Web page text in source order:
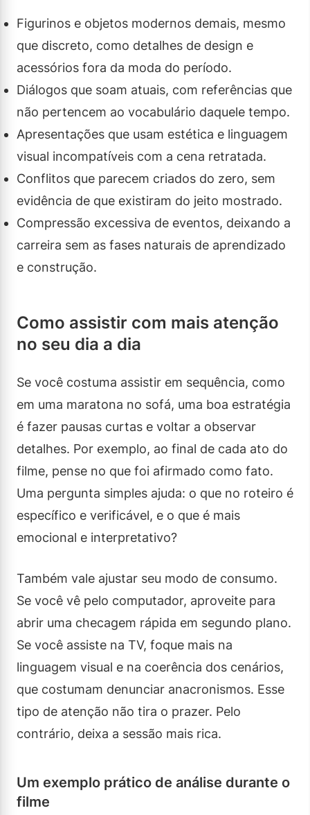
Figurinos e objetos modernos demais, mesmo
que discreto, como detalhes de design e
acessórios fora da moda do período.
Diálogos que soam atuais, com referências que
não pertencem ao vocabulário daquele tempo.
Apresentações que usam estética e linguagem
visual incompatíveis com a cena retratada.
Conflitos que parecem criados do zero, sem
evidência de que existiram do jeito mostrado.
Compressão excessiva de eventos, deixando a
carreira sem as fases naturais de aprendizado
e construção.
Como assistir com mais atenção
no seu dia a dia
Se você costuma assistir em sequência, como
em uma maratona no sofá, uma boa estratégia
é fazer pausas curtas e voltar a observar
detalhes. Por exemplo, ao final de cada ato do
filme, pense no que foi afirmado como fato.
Uma pergunta simples ajuda: o que no roteiro é
específico e verificável, e o que é mais
emocional e interpretativo?
Também vale ajustar seu modo de consumo.
Se você vê pelo computador, aproveite para
abrir uma checagem rápida em segundo plano.
Se você assiste na TV, foque mais na
linguagem visual e na coerência dos cenários,
que costumam denunciar anacronismos. Esse
tipo de atenção não tira o prazer. Pelo
contrário, deixa a sessão mais rica.
Um exemplo prático de análise durante o
filme